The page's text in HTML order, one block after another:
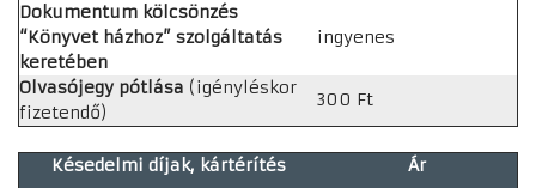
Dokumentum kölcsönzés
“Könyvet házhoz” szolgáltatás
keretében
ingyenes
Olvasójegy pótlása (igényléskor
fizetendő)
300 Ft
Késedelmi díjak, kártérítés Ár